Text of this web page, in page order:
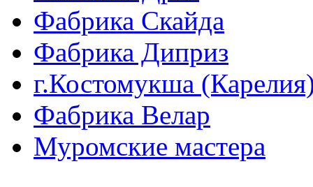
Фабрика Скайда
Фабрика Диприз
г.Костомукша
Фабрика Велар
Муромские мастера